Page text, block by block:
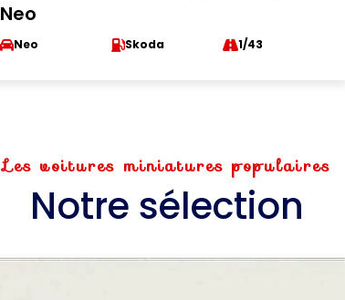
Neo
Neo Skoda 1/43
Les voitures miniatures populaires
Notre sélection